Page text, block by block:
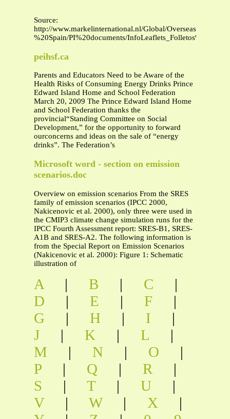
Source:
http://www.markelinternational.nl/Global/Overseas%20-
%20Spain/PI%20documents/
peihsf.ca
Parents and Educators Need to be Aware of the
Health Risks of Consuming Energy Drinks Prince
Edward Island Home and School Federation
March 20, 2009 The Prince Edward Island Home
and School Federation thanks the
provincial“Standing Committee on Social
Development,” for the opportunity to forward
ourconcerns and ideas on the sale of “energy
drinks”. The Federation’s
Microsoft word - section on emission
scenarios.doc
Overview on emission scenarios From the SRES
family of emission scenarios (IPCC 2000,
Nakicenovic et al. 2000), only three were used in
the CMIP3 climate change simulation runs for the
IPCC Fourth Assessment report: SRES-B1, SRES-
A1B and SRES-A2. The following information is
from the Special Report on Emission Scenarios
(Nakicenovic et al. 2000): Figure 1: Schematic
illustration of
A | B | C
|
D
| E | F
|
G
| H | I
|
J
| K | L
|
M
| N | O
|
P
| Q | R
|
S
| T | U
|
V
| W | X
|